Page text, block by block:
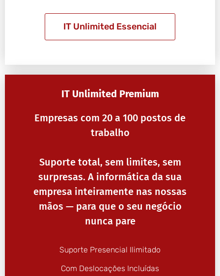
IT Unlimited Essencial
IT Unlimited Premium
Empresas com 20 a 100 postos de
trabalho
Suporte total, sem limites, sem
surpresas. A informática da sua
empresa inteiramente nas nossas
mãos — para que o seu negócio
nunca pare
Suporte Presencial Ilimitado
Com Deslocações Incluídas